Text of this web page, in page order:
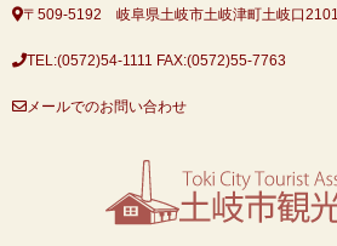
〒509-5192 岐阜県土岐市土岐津町土岐口2101
TEL:(0572)54-1111 FAX:(0572)55-7763
メールでのお問い合わせ